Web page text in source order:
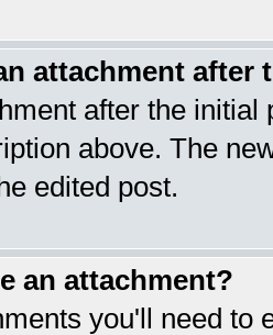
attachment after
after the
above. The
edited post.
an attachment?
you'll need